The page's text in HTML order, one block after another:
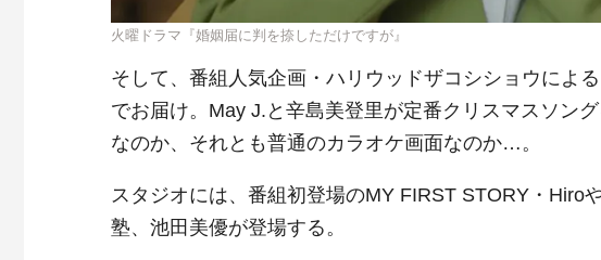
火曜ドラマ『婚姻届に判を捺しただけですが』
そして、番組人気企画・ハリウッドザコシショウによ
でお届け。May J.と辛島美登里が定番クリスマスソン
なのか、それとも普通のカラオケ画面なのか…。
スタジオには、番組初登場のMY FIRST STORY・Hiro
塾、池田美優が登場する。